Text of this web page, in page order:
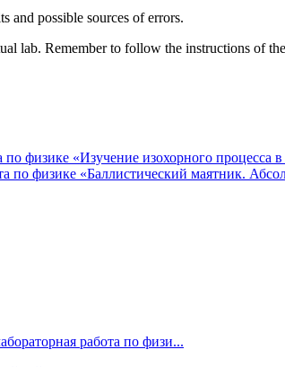
and possible sources of errors.
lab. Remember to follow the instructions of
по физике «Изучение изохорного процесса
по физике «Баллистический маятник.
работа по физи...